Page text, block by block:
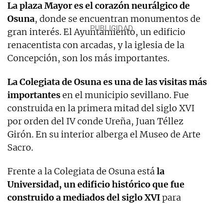
La plaza Mayor es el corazón neurálgico de
Osuna, donde se encuentran monumentos de
gran interés. El Ayuntamiento, un edificio
renacentista con arcadas, y la iglesia de la
Concepción, son los más importantes.
La Colegiata de Osuna es una de las visitas más
importantesen el municipio sevillano. Fue
construida en la primera mitad del siglo XVI
por orden del IV conde Ureña, Juan Téllez
Girón. En su interior alberga el Museo de Arte
Sacro.
Frente a la Colegiata de Osuna estála
Universidad, un edificio histórico que fue
construido a mediados del siglo XVIpara